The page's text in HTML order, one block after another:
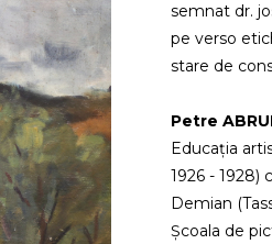
semnat dr.
pe verso
stare de
Petre
Educația
1926 - 1928)
Demian
Școala de